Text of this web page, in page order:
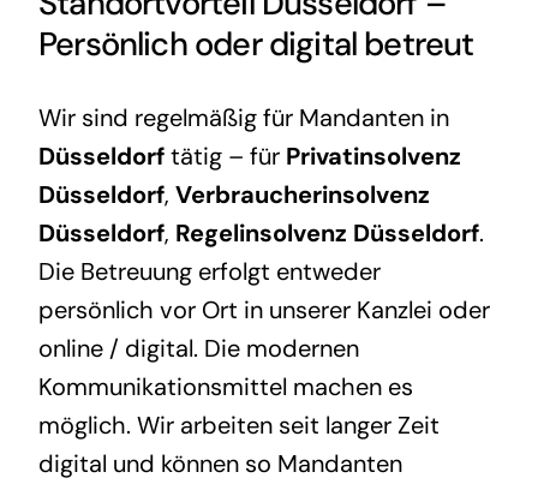
Persönlich oder digital betreut
Wir sind regelmäßig für Mandanten in
Düsseldorftätig – für Privatinsolvenz
Düsseldorf, Verbraucherinsolvenz
Düsseldorf, Regelinsolvenz Düsseldorf.
Die Betreuung erfolgt entweder
persönlich vor Ort in unserer Kanzlei oder
online / digital. Die modernen
Kommunikationsmittel machen es
möglich. Wir arbeiten seit langer Zeit
digital und können so Mandanten